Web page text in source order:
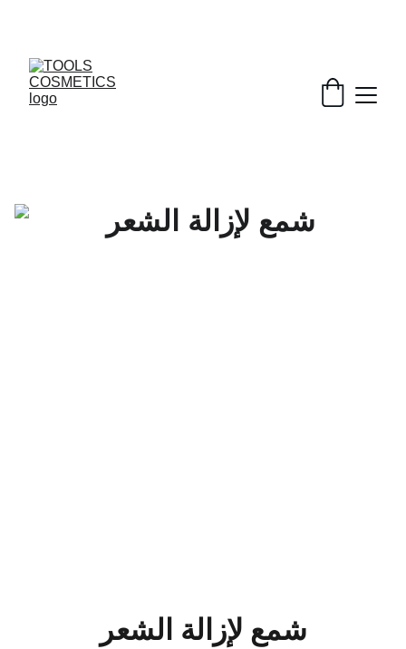
شمع لإزالة الشعر